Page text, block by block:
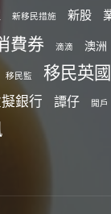
新移民措施 新股
費券 滴滴 澳洲
移民監 移民英國
銀行 譚仔 開戶